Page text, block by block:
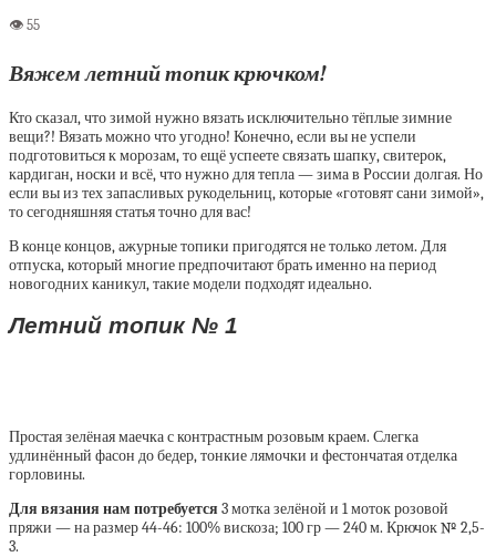
Вяжем летний топик крючком!
Кто сказал, что зимой нужно вязать исключительно тёплые зимние
вещи?! Вязать можно что угодно! Конечно, если вы не успели
подготовиться к морозам, то ещё успеете связать шапку, свитерок,
кардиган, носки и всё, что нужно для тепла — зима в России долгая. Но
если вы из тех запасливых рукодельниц, которые «готовят сани зимой»,
то сегодняшняя статья точно для вас!
В конце концов, ажурные топики пригодятся не только летом. Для
отпуска, который многие предпочитают брать именно на период
новогодних каникул, такие модели подходят идеально.
Летний топик № 1
Простая зелёная маечка с контрастным розовым краем. Слегка
удлинённый фасон до бедер, тонкие лямочки и фестончатая отделка
горловины.
Для вязания нам потребуется 3 мотка зелёной и 1 моток розовой
пряжи — на размер 44-46: 100% вискоза; 100 гр — 240 м. Крючок № 2,5-
3.